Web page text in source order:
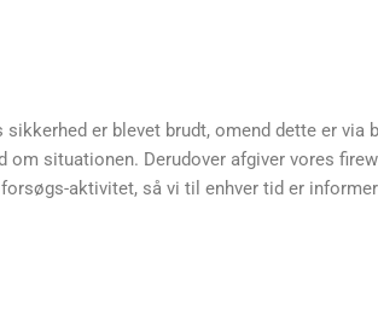
er blevet brudt, omend dette er via
situationen. Derudover afgiver vores
aktivitet, så vi til enhver tid er